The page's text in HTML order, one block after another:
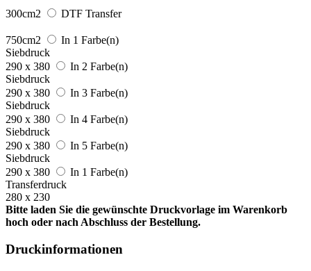
300cm2 DTF Transfer
750cm2
In 1 Farbe(n)
Siebdruck
290 x 380
In 2 Farbe(n)
Siebdruck
290 x 380
In 3 Farbe(n)
Siebdruck
290 x 380
In 4 Farbe(n)
Siebdruck
290 x 380
In 5 Farbe(n)
Siebdruck
290 x 380
In 1 Farbe(n)
Transferdruck
280 x 230
Bitte laden Sie die gewünschte Druckvorlage im Warenkorb
hoch oder nach Abschluss der Bestellung.
Druckinformationen